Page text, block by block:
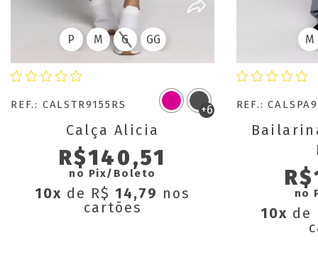
REF.: CALSTR9155RS +6
Calça Alicia
R$140,51
no Pix/Boleto
10x de R$ 14,79 nos
cartões
P M G GG
REF.:
no
10x de
M